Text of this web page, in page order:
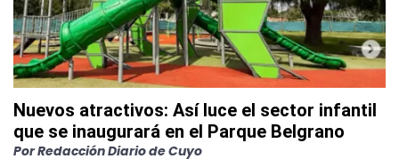
Nuevos atractivos: Así luce el sector infantil
que se inaugurará en el Parque Belgrano
PorRedacción Diario de Cuyo